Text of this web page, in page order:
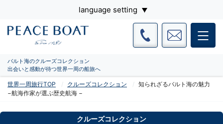
language setting
バルト海のクルーズコレクション
出会いと感動が待つ世界一周の船旅へ
世界一周旅行TOP クルーズコレクション
知られざるバルト海の魅力
−航海作家が選ぶ歴史航海 −
クルーズコレクション